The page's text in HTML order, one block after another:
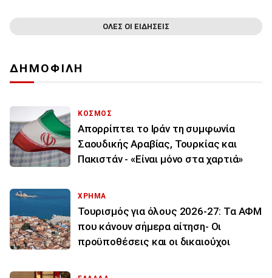
ΟΛΕΣ ΟΙ ΕΙΔΗΣΕΙΣ
ΔΗΜΟΦΙΛΗ
ΚΟΣΜΟΣ
Απορρίπτει το Ιράν τη συμφωνία
Σαουδικής Αραβίας, Τουρκίας και
Πακιστάν - «Είναι μόνο στα χαρτιά»
ΧΡΗΜΑ
Τουρισμός για όλους 2026-27: Τα ΑΦΜ
που κάνουν σήμερα αίτηση- Οι
προϋποθέσεις και οι δικαιούχοι